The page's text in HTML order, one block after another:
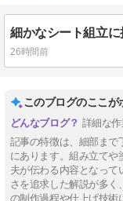
26時間前
このブログのここが
詳細な
記事の特徴は、細部まで
にあります。組み立てや
夫が伝わる内容となって
さを追求した解説が多く
の制作過程や仕上げ技術